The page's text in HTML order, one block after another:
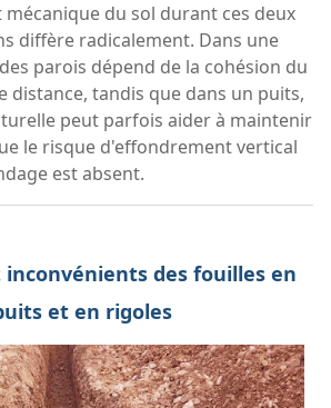
du sol durant ces deux
diffère radicalement. Dans une
parois dépend de la cohésion du
distance, tandis que dans un puits,
peut parfois aider à maintenir
le risque d'effondrement vertical
est absent.
des fouilles en
et en rigoles